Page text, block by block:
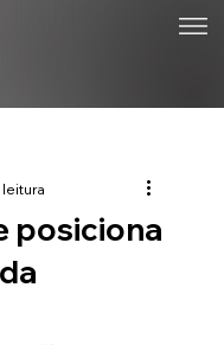
posiciona